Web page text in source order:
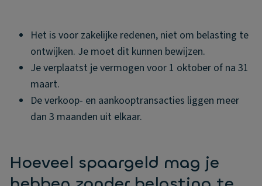
Het is voor zakelijke redenen, niet om belasting te
ontwijken. Je moet dit kunnen bewijzen.
Je verplaatst je vermogen voor 1 oktober of na 31
maart.
De verkoop- en aankooptransacties liggen meer
dan 3 maanden uit elkaar.
Hoeveel spaargeld mag je